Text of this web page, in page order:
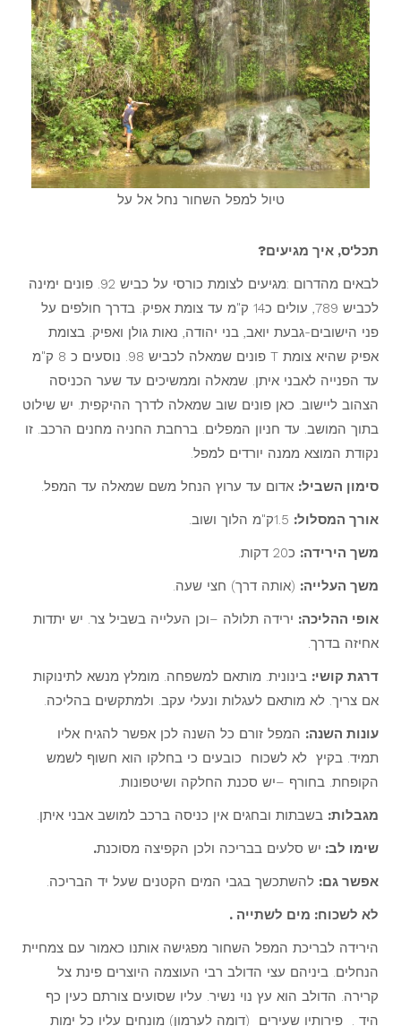
טיול למפל השחור נחל אל על
תכל'ס, איך מגיעים?
לבאים מהדרום :מגיעים לצומת כורסי על כביש 92. פונים ימינה
לכביש 789, עולים כ14 ק"מ עד צומת אפיק. בדרך חולפים על
פני הישובים-גבעת יואב, בני יהודה, נאות גולן ואפיק. בצומת
אפיק שהיא צומת T פונים שמאלה לכביש 98. נוסעים כ 8 ק"מ
עד הפנייה לאבני איתן. שמאלה וממשיכים עד שער הכניסה
הצהוב ליישוב. כאן פונים שוב שמאלה לדרך ההיקפית. יש שילוט
בתוך המושב. עד חניון המפלים. ברחבת החניה מחנים הרכב. זו
נקודת המוצא ממנה יורדים למפל.
סימון השביל: אדום עד ערוץ הנחל משם שמאלה עד המפל.
אורך המסלול:
משך הירידה: כ20 דקות.
משך העלייה: (אותה דרך) חצי שעה.
אופי ההליכה: ירידה תלולה –וכן העלייה בשביל צר. יש יתדות
אחיזה בדרך.
דרגת קושי: בינונית. מותאם למשפחה. מומלץ מנשא לתינוקות
אם צריך. לא מותאם לעגלות ונעלי עקב. ולמתקשים בהליכה.
עונות השנה: המפל זורם כל השנה לכן אפשר להגיח אליו
תמיד. בקיץ לא לשכוח כובעים כי בחלקו הוא חשוף לשמש
הקופחת. בחורף –יש סכנת החלקה ושיטפונות.
מגבלות: בשבתות ובחגים אין כניסה ברכב למושב אבני איתן.
שימו לב: יש סלעים בבריכה ולכן הקפיצה מסוכנת.
אפשר גם: להשתכשך בגבי המים הקטנים שעל יד הבריכה.
לא לשכוח: מים לשתייה .
הירידה לבריכת המפל השחור מפגישה אותנו כאמור עם צמחיית
הנחלים. ביניהם עצי הדולב רבי העוצמה היוצרים פינת צל
קרירה. הדולב הוא עץ נוי נשיר. עליו שסועים צורתם כעין כף
היד . פירותיו שעירים (דומה לערמון) מונחים עליו כל ימות